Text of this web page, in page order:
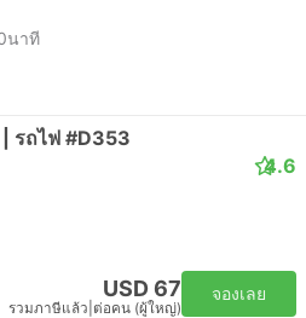
นาที
รถไฟ #D353
4.6
USD 67
รวมภาษีแล้ว ต่อคน (ผู้ใหญ่)
จองเลย